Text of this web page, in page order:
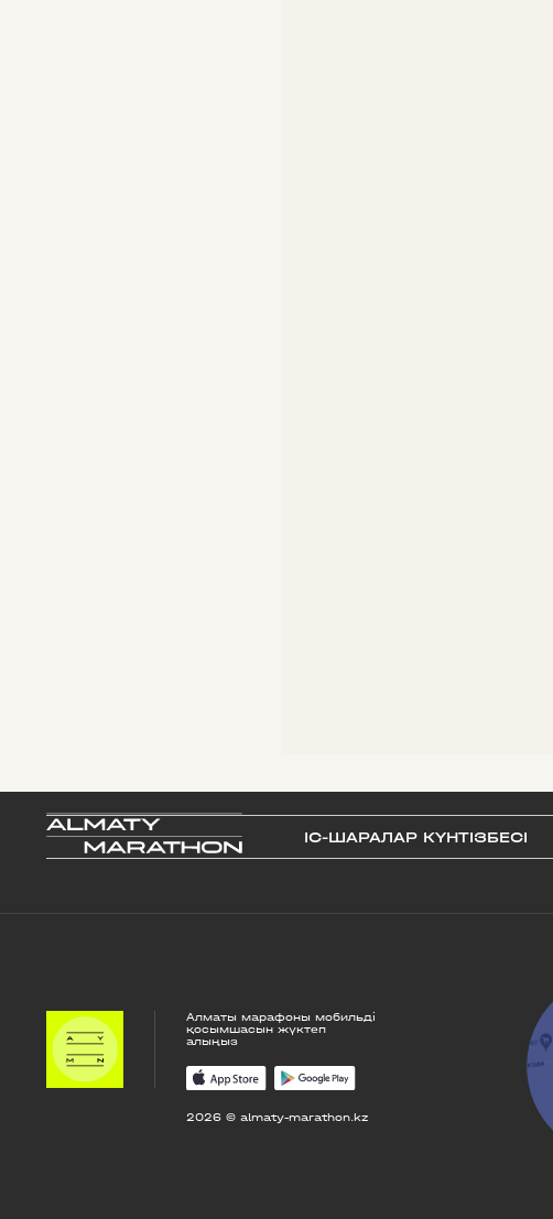
IС-ШАРАЛАР КҮНТІЗБЕСI
Алматы марафоны мобильді
қосымшасын жүктеп
алыңыз
2026 © almaty-marathon.kz